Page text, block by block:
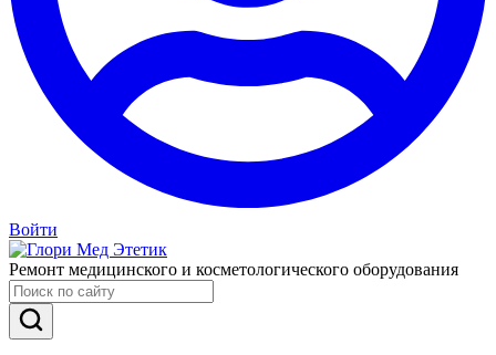
Войти
Ремонт медицинского и косметологического оборудования